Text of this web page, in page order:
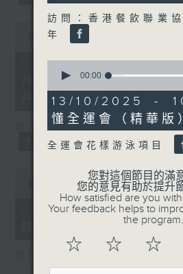
seconds
seconds
00:00
07/08/2026 -
八大學士畢業生平均
升2%
訪問：香港人力資源管理
seconds
07/08/2026 - 8.7.5
執法 打擊非法駕駛電
訪問：新界東南立法會議員
訪問：香港餐飲聯業
年
seconds
1
minute,
42
seconds
00:00
13/10/2025 -
懂全運會（精華版
全運會花樣游泳項目
您對這個節目的滿
您的意見有助於提升
How satisfied are you
Your feedback helps to
the program.
☆ ☆ ☆